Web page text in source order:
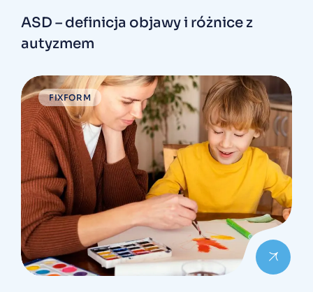
ASD – definicja objawy i różnice z
autyzmem
FIXFORM